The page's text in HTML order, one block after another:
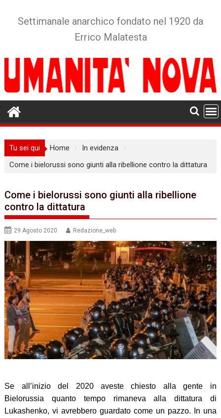
Settimanale anarchico fondato nel 1920 da
Errico Malatesta
Tu sei qui Home
In evidenza
Come i bielorussi sono giunti alla ribellione contro la dittatura
Come i bielorussi sono giunti alla ribellione
contro la dittatura
29 Agosto 2020 Redazione_web
Se all’inizio del 2020 aveste chiesto alla gente in
Bielorussia quanto tempo rimaneva alla dittatura di
Lukashenko, vi avrebbero guardato come un pazzo. In una